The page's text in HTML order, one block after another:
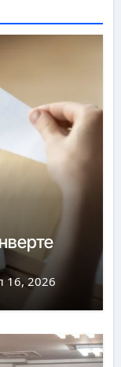
16, 2026